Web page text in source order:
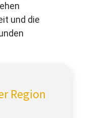
und die
Region